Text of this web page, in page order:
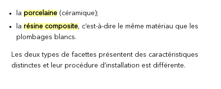
laporcelaine (céramique);
larésine composite, c’est-à-dire le même matériau que les
plombages blancs.
Les deux types de facettes présentent des caractéristiques
distinctes et leur procédure d’installation est différente.